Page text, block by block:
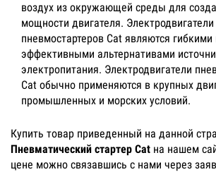
воздух из окружающей среды для
мощности двигателя. Электродвигатели
пневмостартеров Cat являются гибкими
эффективными альтернативами
электропитания. Электродвигатели
Cat обычно применяются в крупных
промышленных и морских условий.
Купить товар приведенный на данной
Пневматический стартер Cat на нашем
цене можно связавшись с нами через